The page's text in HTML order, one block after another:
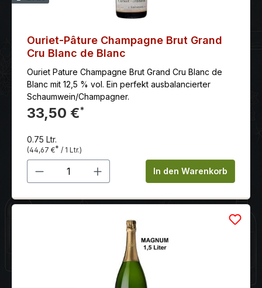
Ouriet-Pâture Champagne Brut Grand
Cru Blanc de Blanc
Ouriet Pature Champagne Brut Grand Cru Blanc de
Blanc mit 12,5 % vol. Ein perfekt ausbalancierter
Schaumwein/Champagner.
33,50 €*
0.75 Ltr.
(44,67 €* / 1 Ltr.)
Produkt Anzahl: Gib denIn den Warenkorb